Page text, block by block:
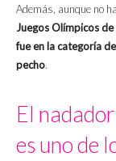
Además, aunque no
Juegos Olímpicos
fue en la categoría
pecho.
El
es uno de